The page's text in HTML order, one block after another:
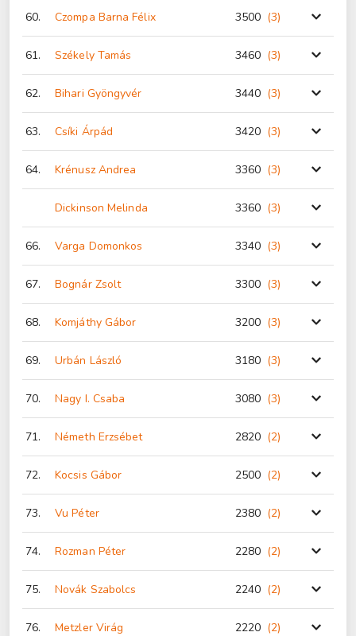
60. Czompa Barna Félix 3500 (3)
61. Székely Tamás 3460 (3)
62. Bihari Gyöngyvér 3440 (3)
63. Csíki Árpád 3420 (3)
64. Krénusz Andrea 3360 (3)
Dickinson Melinda 3360 (3)
66. Varga Domonkos 3340 (3)
67. Bognár Zsolt 3300 (3)
68. Komjáthy Gábor 3200 (3)
69. Urbán László 3180 (3)
70. Nagy I. Csaba 3080 (3)
71. Németh Erzsébet 2820 (2)
72. Kocsis Gábor 2500 (2)
73. Vu Péter 2380 (2)
74. Rozman Péter 2280 (2)
75. Novák Szabolcs 2240 (2)
76. Metzler Virág 2220 (2)